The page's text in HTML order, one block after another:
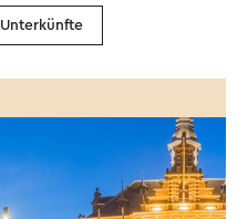
Unterkünfte